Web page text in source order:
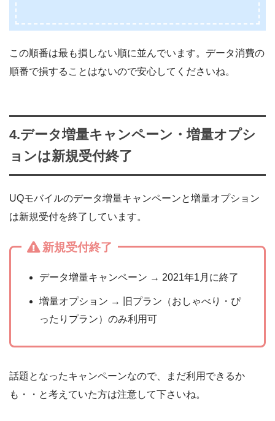
この順番は最も損しない順に並んでいます。データ消費の
順番で損することはないので安心してくださいね。
4.データ増量キャンペーン・増量オプシ
ョンは新規受付終了
UQモバイルのデータ増量キャンペーンと増量オプション
は新規受付を終了しています。
新規受付終了
データ増量キャンペーン → 2021年1月に終了
増量オプション → 旧プラン（おしゃべり・ぴ
ったりプラン）のみ利用可
話題となったキャンペーンなので、まだ利用できるか
も・・と考えていた方は注意して下さいね。